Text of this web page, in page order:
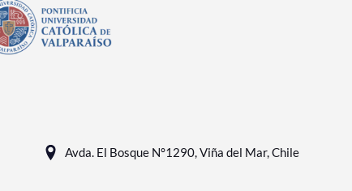
Avda. El Bosque N°1290, Viña del Mar, Chile